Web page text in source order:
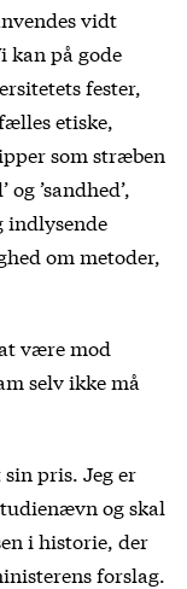
vidt
kan på gode
fester,
etiske,
som stræben
og ’sandhed’,
indlysende
om metoder,
være mod
selv ikke må
pris. Jeg er
og skal
i historie, der
forslag.